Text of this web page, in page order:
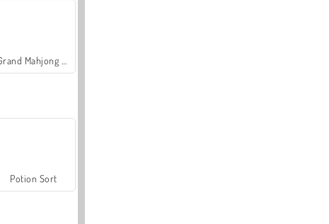
Potion Sort